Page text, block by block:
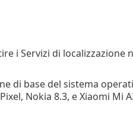
i Servizi di localizzazione
di base del sistema
Nokia 8.3, e Xiaomi Mi